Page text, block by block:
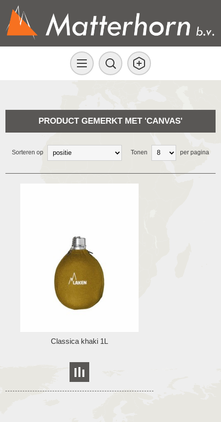
PRODUCT GEMERKT MET 'CANVAS'
Sorteren op Tonen per pagina
Classica khaki 1L